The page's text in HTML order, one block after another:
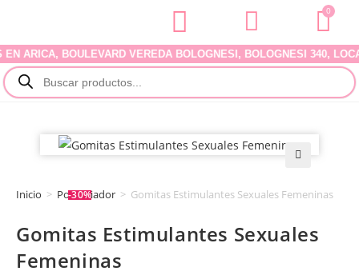
0
ARICA, BOULEVARD VEREDA BOLOGNESI, BOLOGNESI 340,
Inicio > Potenciador > Gomitas Estimulantes Sexuales Femeninas
Gomitas Estimulantes Sexuales
Femeninas
-30%